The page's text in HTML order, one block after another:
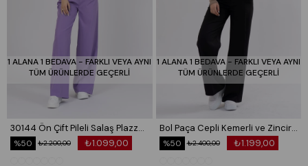
104–107 cm
🔸 44 (XXL): Göğüs: 102–105 cm | Bel: 82–85 cm | Basen:
108–111 cm
🧵 Likrasız kumaşı sayesinde dökümlü ve modern duruş
sağlar. Emin olamıyorsan, 1 beden büyük tercih
edebilirsin.
1 ALANA 1 BEDAVA - FARKLI VEYA AYNI
TÜM ÜRÜNLERDE GEÇERLİ
30144 Ön Çift Pileli Salaş Plazzo Cepli Pantolon
₺1.099,00
₺2.200,00
%50
1 ALANA 1 BEDAVA - FARKLI VEYA AYNI
TÜM ÜRÜNLERDE GEÇERLİ
Bol Paça Cepli Kemerli ve Zincir Detaylı Atlas Kumaş Pantolon 30024
₺1.199,00
₺2.400,00
%50